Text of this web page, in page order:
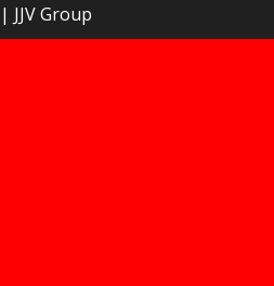
| JJV Group